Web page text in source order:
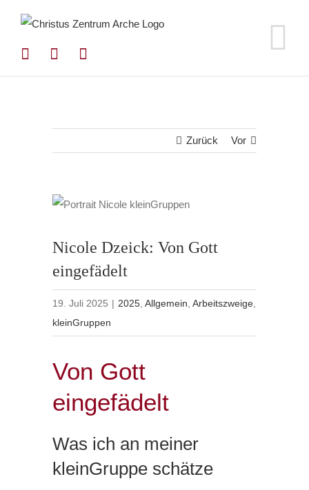
springen
Zurück Vor
Nicole Dzeick: Von Gott
eingefädelt
19. Juli 2025 | 2025 ,Allgemein ,Arbeitszweige
kleinGruppen
Von Gott
eingefädelt
Was ich an meiner
kleinGruppe schätze